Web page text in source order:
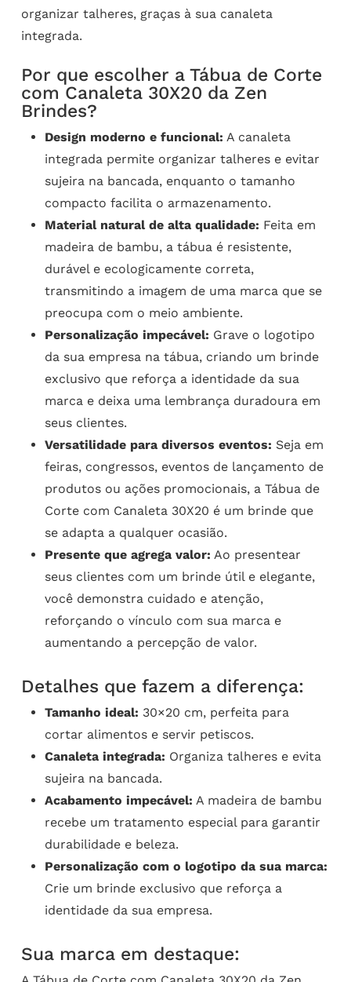
organizar talheres, graças à sua canaleta
integrada.
Por que escolher a Tábua de Corte
com Canaleta 30X20 da Zen
Brindes?
Design moderno e funcional: A canaleta
integrada permite organizar talheres e evitar
sujeira na bancada, enquanto o tamanho
compacto facilita o armazenamento.
Material natural de alta qualidade: Feita em
madeira de bambu, a tábua é resistente,
durável e ecologicamente correta,
transmitindo a imagem de uma marca que se
preocupa com o meio ambiente.
Personalização impecável: Grave o logotipo
da sua empresa na tábua, criando um brinde
exclusivo que reforça a identidade da sua
marca e deixa uma lembrança duradoura em
seus clientes.
Versatilidade para diversos eventos: Seja em
feiras, congressos, eventos de lançamento de
produtos ou ações promocionais, a Tábua de
Corte com Canaleta 30X20 é um brinde que
se adapta a qualquer ocasião.
Presente que agrega valor: Ao presentear
seus clientes com um brinde útil e elegante,
você demonstra cuidado e atenção,
reforçando o vínculo com sua marca e
aumentando a percepção de valor.
Detalhes que fazem a diferença:
Tamanho ideal: 30×20 cm, perfeita para
cortar alimentos e servir petiscos.
Canaleta integrada: Organiza talheres e evita
sujeira na bancada.
Acabamento impecável: A madeira de bambu
recebe um tratamento especial para garantir
durabilidade e beleza.
Personalização com o logotipo da sua marca:
Crie um brinde exclusivo que reforça a
identidade da sua empresa.
Sua marca em destaque: